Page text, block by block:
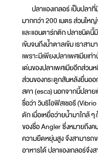
ปลาแองเกลอร์ เป็นปลา
มากกว่า 200 เมตร ส่วนใ
และแอนตาร์กติก ปลาชนิด
เข้มจนถึงน้ำตาลเข้ม เราส
เพราะมีเพียงปลาเพศเมียเ
เด่นของปลาเพศเมียอีกส่วน
ส่วนของกระดูกสันหลังยื่นออ
สคา (esca) นอกจากนี้ปลาย
ชื่อว่า วิบริโอฟิสเชอรี
ดัก เมื่อเหยื่อว่ายน้ำมาใกล้
ของชื่อ Angler ซึ่งหมายถึง
ความยืดหยุ่นสูง จึงสามารถ
อาหารได้ ปลาแองเกลอร์จึ